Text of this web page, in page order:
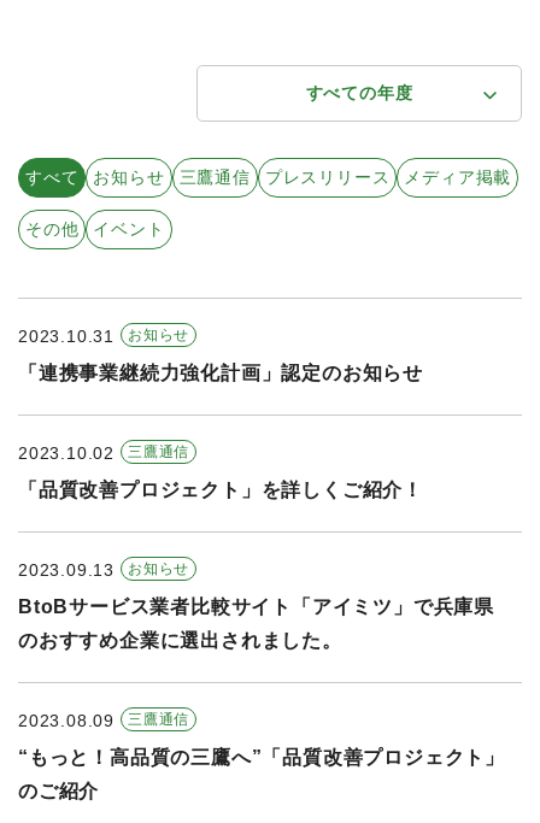
すべての年度
すべての年度
2024年
すべて お知らせ 三鷹通信 プレスリリース メディア掲載
その他 イベント
2023.10.31 お知らせ
「連携事業継続力強化計画」認定のお知らせ
2023.10.02 三鷹通信
「品質改善プロジェクト」を詳しくご紹介！
2023.09.13 お知らせ
BtoBサービス業者比較サイト「アイミツ」で兵庫県
のおすすめ企業に選出されました。
2023.08.09 三鷹通信
“もっと！高品質の三鷹へ”「品質改善プロジェクト」
のご紹介